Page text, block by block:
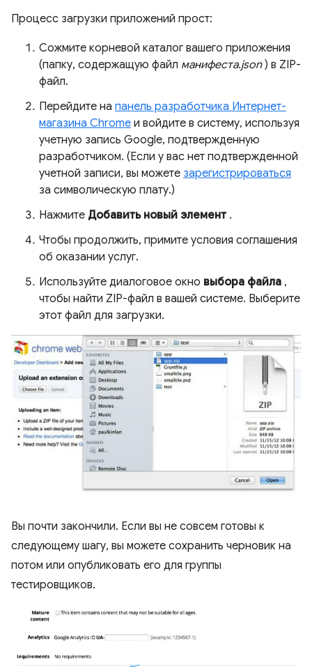
Процесс загрузки приложений прост:
Сожмите корневой каталог вашего приложения
(папку, содержащую файл манифеста.json) в ZIP-
файл.
Перейдите на панель разработчика Интернет-
магазина Chrome и войдите в систему, используя
учетную запись Google, подтвержденную
разработчиком. (Если у вас нет подтвержденной
учетной записи, вы можете зарегистрироваться
за символическую плату.)
Нажмите Добавить новый элемент.
Чтобы продолжить, примите условия соглашения
об оказании услуг.
Используйте диалоговое окно выбора файла ,
чтобы найти ZIP-файл в вашей системе. Выберите
этот файл для загрузки.
Вы почти закончили. Если вы не совсем готовы к
следующему шагу, вы можете сохранить черновик на
потом или опубликовать его для группы
тестировщиков.